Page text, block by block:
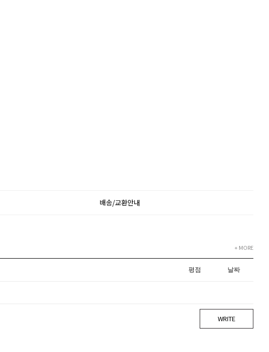
배송/교환안내
+ MORE
평점 날짜
WRITE